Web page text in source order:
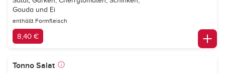
Gouda und Ei
enthällt Formfleisch
8,40 €
Tonno Salat